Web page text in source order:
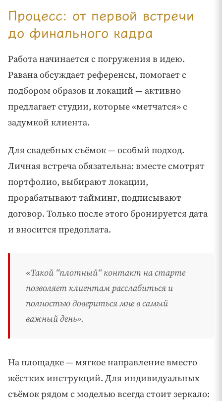
Процесс: от первой встречи
до финального кадра
Работа начинается с погружения в идею.
Равана обсуждает референсы, помогает с
подбором образов и локаций — активно
предлагает студии, которые «метчатся» с
задумкой клиента.
Для свадебных съёмок — особый подход.
Личная встреча обязательна: вместе смотрят
портфолио, выбирают локации,
прорабатывают тайминг, подписывают
договор. Только после этого бронируется дата
и вносится предоплата.
«Такой “плотный“ контакт на старте
позволяет клиентам расслабиться и
полностью довериться мне в самый
важный день».
На площадке — мягкое направление вместо
жёстких инструкций. Для индивидуальных
съёмок рядом с моделью всегда стоит зеркало: